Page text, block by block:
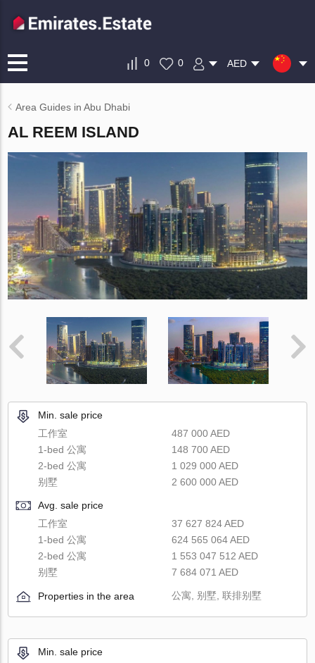
0 0 AED
Area Guides in Abu Dhabi
AL REEM ISLAND
Min. sale price
工作室
487 000 AED
1-bed 公寓
148 700 AED
2-bed 公寓
1 029 000 AED
别墅
2 600 000 AED
Avg. sale price
工作室
37 627 824 AED
1-bed 公寓
624 565 064 AED
2-bed 公寓
1 553 047 512 AED
别墅
7 684 071 AED
Properties in the area 公寓, 别墅, 联排别墅
Min. sale price